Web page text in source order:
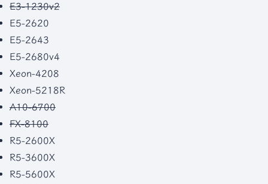
E3-1230v2
E5-2620
E5-2643
E5-2680v4
Xeon-4208
Xeon-5218R
A10-6700
FX-8100
R5-2600X
R5-3600X
R5-5600X